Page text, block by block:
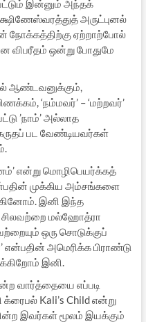
இன்னும் அந்தக்
அருட்புனல்
நோக்கத்திற்கு ஏற்றாற்போல்
விபரீதம் ஒன்று போதுமே
ஆண்டவனுக்கும்,
‘நம்மவர்’ – ‘மற்றவர்’
’நாம்’ அல்லாத
பட வேண்டியவர்கள்
என்று மொழிபெயர்க்கத்
முக்கிய அம்சங்களை
இனி இந்த
சிலவற்றை மல்ஹோத்ரா
ஒரு சொடுக்குப்
என்பதின் அமெரிக்க பிராண்டு
இனி.
வார்த்தையை எப்படி
Kali’s Child என்று
இவர்கள் மூலம் இயக்கும்